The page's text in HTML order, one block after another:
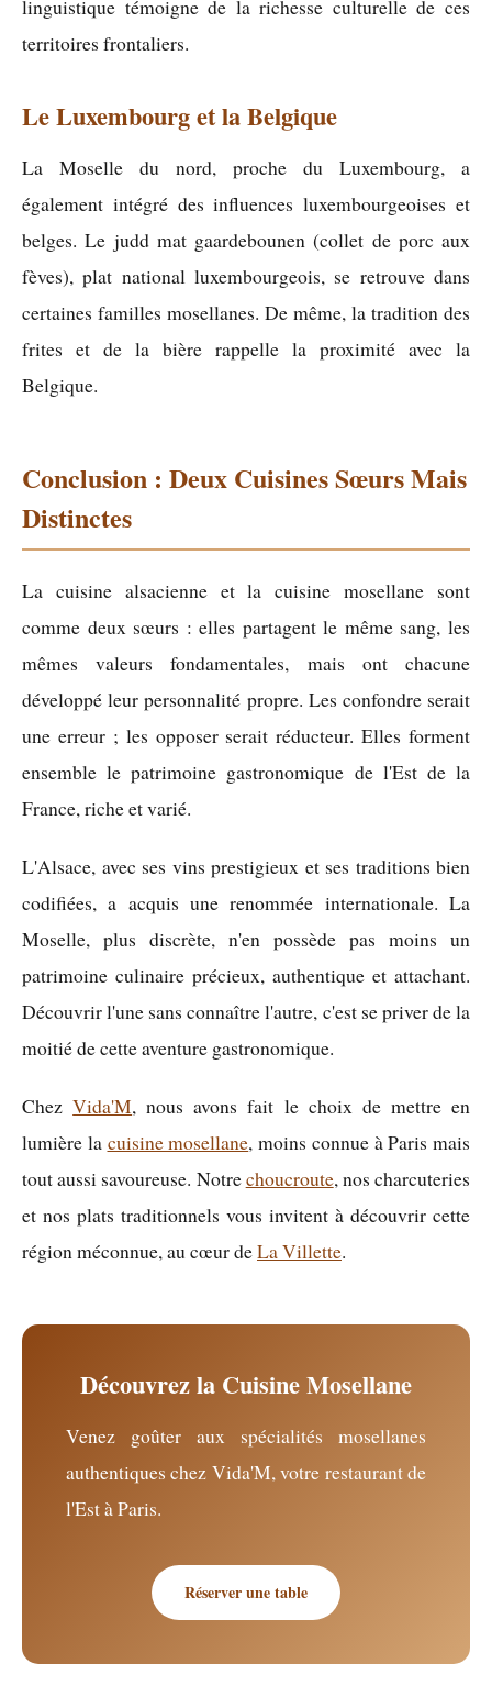
linguistique témoigne de la richesse culturelle de ces
territoires frontaliers.
Le Luxembourg et la Belgique
La Moselle du nord, proche du Luxembourg, a
également intégré des influences luxembourgeoises et
belges. Le judd mat gaardebounen (collet de porc aux
fèves), plat national luxembourgeois, se retrouve dans
certaines familles mosellanes. De même, la tradition des
frites et de la bière rappelle la proximité avec la
Belgique.
Conclusion : Deux Cuisines Sœurs Mais
Distinctes
La cuisine alsacienne et la cuisine mosellane sont
comme deux sœurs : elles partagent le même sang, les
mêmes valeurs fondamentales, mais ont chacune
développé leur personnalité propre. Les confondre serait
une erreur ; les opposer serait réducteur. Elles forment
ensemble le patrimoine gastronomique de l'Est de la
France, riche et varié.
L'Alsace, avec ses vins prestigieux et ses traditions bien
codifiées, a acquis une renommée internationale. La
Moselle, plus discrète, n'en possède pas moins un
patrimoine culinaire précieux, authentique et attachant.
Découvrir l'une sans connaître l'autre, c'est se priver de la
moitié de cette aventure gastronomique.
ChezVida'M, nous avons fait le choix de mettre en
lumière la cuisine mosellane, moins connue à Paris mais
tout aussi savoureuse. Notrechoucroute, nos charcuteries
et nos plats traditionnels vous invitent à découvrir cette
région méconnue, au cœur deLa Villette.
Découvrez la Cuisine Mosellane
Venez goûter aux spécialités mosellanes
authentiques chez Vida'M, votre restaurant de
l'Est à Paris.
Réserver une table